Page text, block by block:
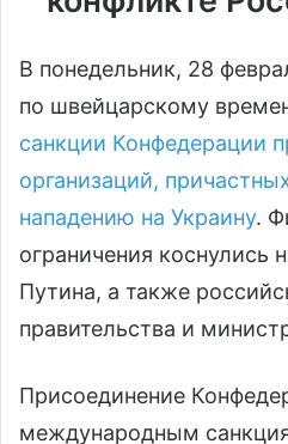
В понедельник, 28
по швейцарскому
санкции Конфедерации
организаций,
нападению на Украину.
ограничения
Путина, а также
правительства и
Присоединение
международным